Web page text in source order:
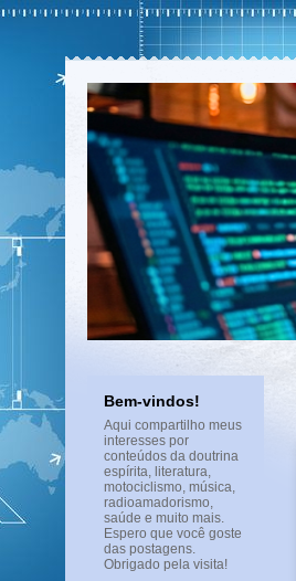
Bem-vindos!
Aqui compartilho meus
interesses por
conteúdos da doutrina
espírita, literatura,
motociclismo, música,
radioamadorismo,
saúde e muito mais.
Espero que você goste
das postagens.
Obrigado pela visita!